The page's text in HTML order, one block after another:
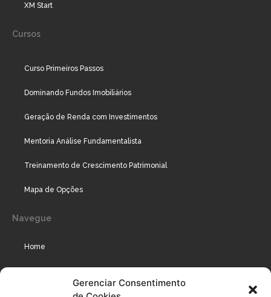
Gerenciar Consentimento
XM Start
Cursos
Curso Primeiros Passos
Dominando Fundos Imobiliários
Geração de Renda com Investimentos
Mentoria Análise Fundamentalista
Treinamento de Crescimento Patrimonial
Mapa de Opções
Navegue
Home